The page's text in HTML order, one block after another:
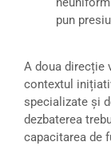
pun
A doua direcție
contextul
specializate și
dezbaterea
capacitarea de